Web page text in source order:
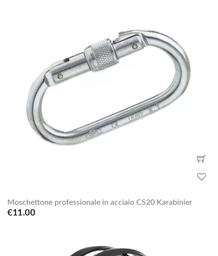
Moschettone professionale in acciaio CS20 Karabinier
€11.00